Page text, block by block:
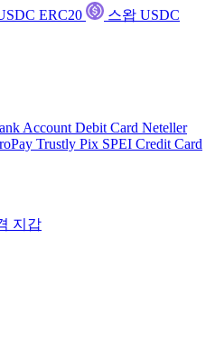
ERC20
스왑 USDC
Account Debit Card Neteller
Trustly Pix SPEI Credit Card
지갑